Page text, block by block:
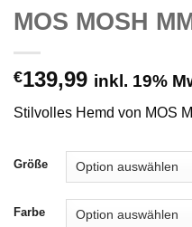
MOS MOSH
€139,99 inkl. 19%
Stilvolles Hemd von MOS
Größe
Farbe